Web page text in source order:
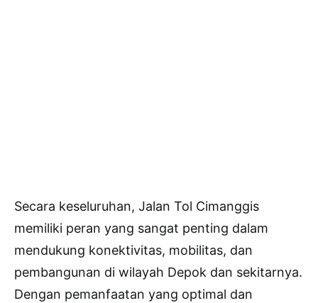
Secara keseluruhan, Jalan Tol Cimanggis
memiliki peran yang sangat penting dalam
mendukung konektivitas, mobilitas, dan
pembangunan di wilayah Depok dan sekitarnya.
Dengan pemanfaatan yang optimal dan